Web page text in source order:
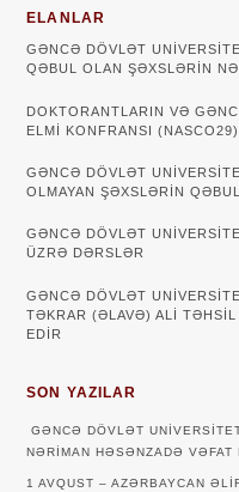
ELANLAR
GƏNCƏ DÖVLƏT
QƏBUL OLAN ŞƏXSLƏRIN
DOKTORANTLARIN VƏ
ELMİ KONFRANSI (NASCO29)
GƏNCƏ DÖVLƏT
OLMAYAN ŞƏXSLƏRIN
GƏNCƏ DÖVLƏT
ÜZRƏ DƏRSLƏR
GƏNCƏ DÖVLƏT
TƏKRAR (ƏLAVƏ) ALİ
EDİR
SON YAZILAR
GƏNCƏ DÖVLƏT
NƏRIMAN HƏSƏNZADƏ VƏFAT
1 AVQUST – AZƏRBAYCAN